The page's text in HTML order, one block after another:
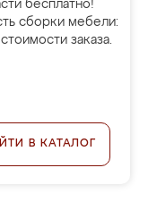
бесплатно!
сборки мебели:
заказа.
В КАТАЛОГ